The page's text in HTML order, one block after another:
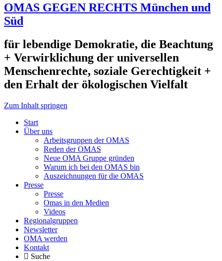
OMAS GEGEN RECHTS München und
Süd
für lebendige Demokratie, die Beachtung
+ Verwirklichung der universellen
Menschenrechte, soziale Gerechtigkeit +
den Erhalt der ökologischen Vielfalt
Zum Inhalt springen
Start
Über uns
Arbeitsgruppen der OMAS
Reden der OMAS
Neue OMA Gruppe gründen
Warum ich bei den OMAS bin
Auszeichnungen für die OMAS
Presse
Presse
Omas in den Medien
Videos
Regionalgruppen
Newsletter
OMA werden
Kontakt
Suche